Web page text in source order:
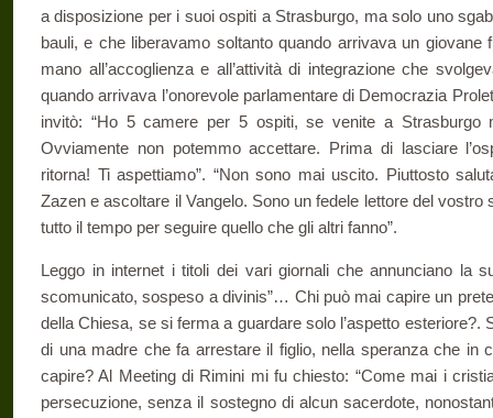
a disposizione per i suoi ospiti a Strasburgo, ma solo uno
bauli, e che liberavamo soltanto quando arrivava un giovane
mano all’accoglienza e all’attività di integrazione che
quando arrivava l’onorevole parlamentare di Democrazia
invitò: “Ho 5 camere per 5 ospiti, se venite a Strasburgo
Ovviamente non potemmo accettare. Prima di lasciare
ritorna! Ti aspettiamo”. “Non sono mai uscito. Piuttosto
Zazen e ascoltare il Vangelo. Sono un fedele lettore del vostro
tutto il tempo per seguire quello che gli altri fanno”.
Leggo in internet i titoli dei vari giornali che annunciano la
scomunicato, sospeso a divinis”… Chi può mai capire un
della Chiesa, se si ferma a guardare solo l’aspetto esteriore?.
di una madre che fa arrestare il figlio, nella speranza che in
capire? Al Meeting di Rimini mi fu chiesto: “Come mai i
persecuzione, senza il sostegno di alcun sacerdote,